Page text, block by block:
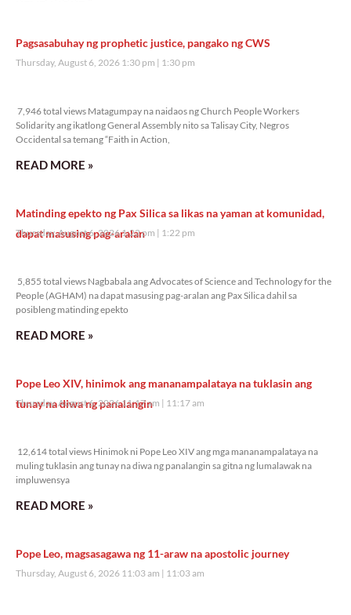
Pagsasabuhay ng prophetic justice, pangako ng CWS
Thursday, August 6, 2026 1:30 pm 1:30 pm
7,946 total views Matagumpay na naidaos ng Church People Workers
Solidarity ang ikatlong General Assembly nito sa Talisay City, Negros
Occidental sa temang “Faith in Action,
READ MORE »
Matinding epekto ng Pax Silica sa likas na yaman at komunidad,
dapat masusing pag-aralan
Thursday, August 6, 2026 1:22 pm 1:22 pm
5,855 total views Nagbabala ang Advocates of Science and Technology for the
People (AGHAM) na dapat masusing pag-aralan ang Pax Silica dahil sa
posibleng matinding epekto
READ MORE »
Pope Leo XIV, hinimok ang mananampalataya na tuklasin ang
tunay na diwa ng panalangin
Thursday, August 6, 2026 11:17 am 11:17 am
12,614 total views Hinimok ni Pope Leo XIV ang mga mananampalataya na
muling tuklasin ang tunay na diwa ng panalangin sa gitna ng lumalawak na
impluwensya
READ MORE »
Pope Leo, magsasagawa ng 11-araw na apostolic journey
Thursday, August 6, 2026 11:03 am 11:03 am